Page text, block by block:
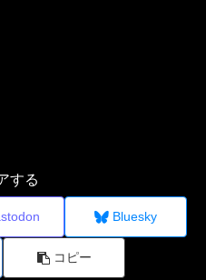
する
Bluesky
コピー